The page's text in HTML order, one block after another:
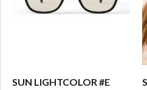
SUN LIGHTCOLOR #E